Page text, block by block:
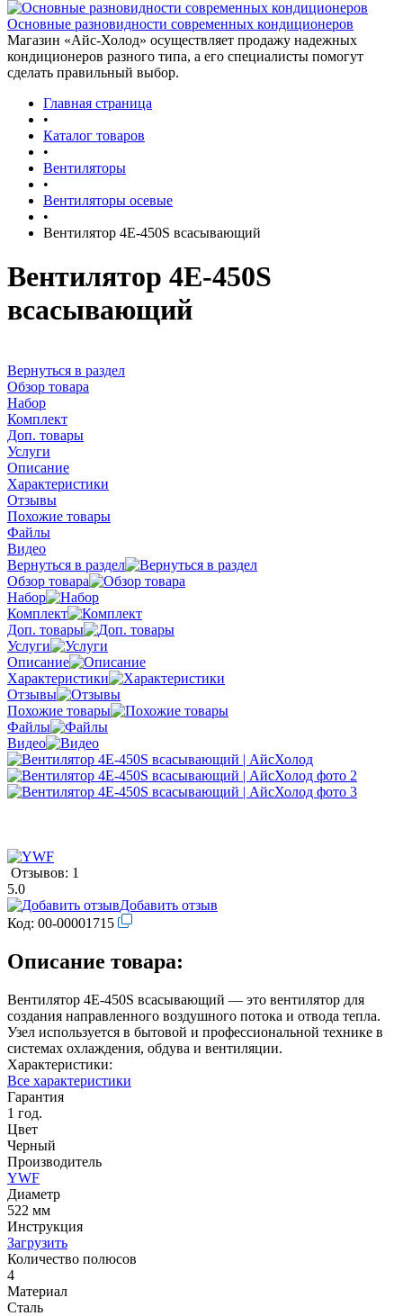
Основные разновидности современных кондиционеров
Магазин «Айс-Холод» осуществляет продажу надежных
кондиционеров разного типа, а его специалисты помогут
сделать правильный выбор.
Главная страница
•
Каталог товаров
•
Вентиляторы
•
Вентиляторы осевые
•
Вентилятор 4Е-450S всасывающий
Вентилятор 4Е-450S
всасывающий
Вернуться в раздел
Обзор товара
Набор
Комплект
Доп. товары
Услуги
Описание
Характеристики
Отзывы
Похожие товары
Файлы
Видео
Вернуться в раздел
Обзор товара
Набор
Комплект
Доп. товары
Услуги
Описание
Характеристики
Отзывы
Похожие товары
Файлы
Видео
Отзывов: 1
5.0
Добавить отзыв
Код: 00-00001715
Описание товара:
Вентилятор 4Е-450S всасывающий — это вентилятор для
создания направленного воздушного потока и отвода тепла.
Узел используется в бытовой и профессиональной технике в
системах охлаждения, обдува и вентиляции.
Характеристики:
Все характеристики
Гарантия
1 год.
Цвет
Черный
Производитель
YWF
Диаметр
522 мм
Инструкция
Загрузить
Количество полюсов
4
Материал
Сталь